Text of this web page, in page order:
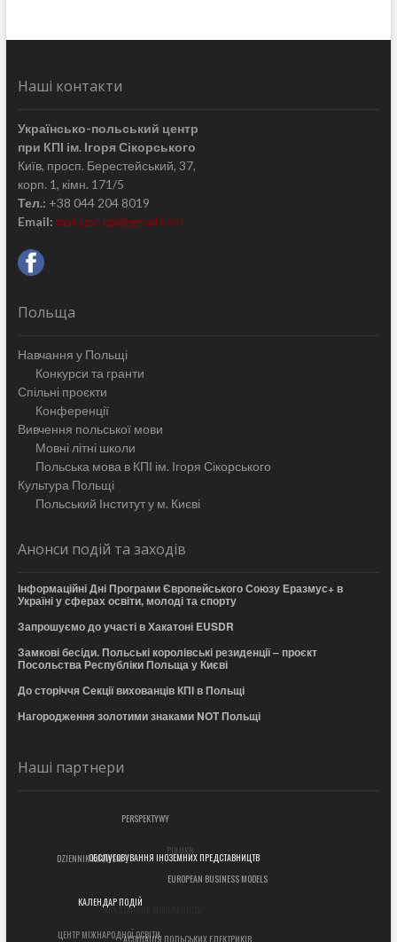
Наші контакти
Українсько-польський центр
при КПІ ім. Ігоря Сікорського
Київ, просп. Берестейський, 37,
корп. 1, кімн. 171/5
Тел.: +38 044 204 8019
Email: mail.upc.kpi@gmail.com
Польща
Навчання у Польщі
Конкурси та гранти
Спільні проєкти
Конференції
Вивчення польської мови
Мовні літні школи
Польська мова в КПІ ім. Ігоря Сікорського
Культура Польщі
Польський Інститут у м. Києві
Анонси подій та заходів
Інформаційні Дні Програми Європейського Союзу Еразмус+ в
Україні у сферах освіти, молоді та спорту
Запрошуємо до участі в Хакатоні EUSDR
Замкові бесіди. Польські королівські резиденції – проєкт
Посольства Республіки Польща у Києві
До сторіччя Секції вихованців КПІ в Польщі
Нагородження золотими знаками NOT Польщі
Наші партнери
DZIENNIK KIJOWSKI
PERSPEKTYWY
POLUKR
АКАДЕМІЧНА МОБІЛЬНІСТЬ
ЦЕНТР МІЖНАРОДНОЇ ОСВІТИ
КАЛЕНДАР ПОДІЙ
ОБСЛУГОВУВАННЯ ІНОЗЕМНИХ ПРЕДСТАВНИЦТВ
EUROPEAN BUSINESS MODELS
АСОЦІАЦІЯ ПОЛЬСЬКИХ ЕЛЕКТРИКІВ